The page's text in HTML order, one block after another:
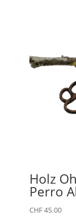
Holz
Perro
CHF45.00